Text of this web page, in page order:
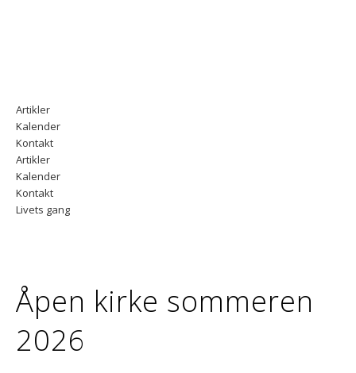
Artikler
Kalender
Kontakt
Artikler
Kalender
Kontakt
Livets gang
Åpen kirke sommeren
2026